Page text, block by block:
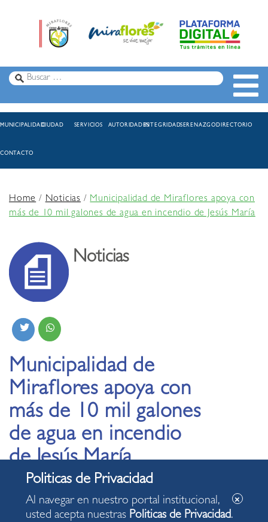
MUNICIPALIDADCIUDAD SERVICIOS AUTORIDADESINTEGRIDADSERENAZGODIRECTORIO
CONTACTO
Home/Noticias /Municipalidad de Miraflores apoya con
más de 10 mil galones de agua en incendio de Jesús María
Noticias
Municipalidad de
Miraflores apoya con
más de 10 mil galones
de agua en incendio
de Jesús María
28.07.2022
Al navegar en nuestro portal institucional,
usted acepta nuestras Politicas de Privacidad.